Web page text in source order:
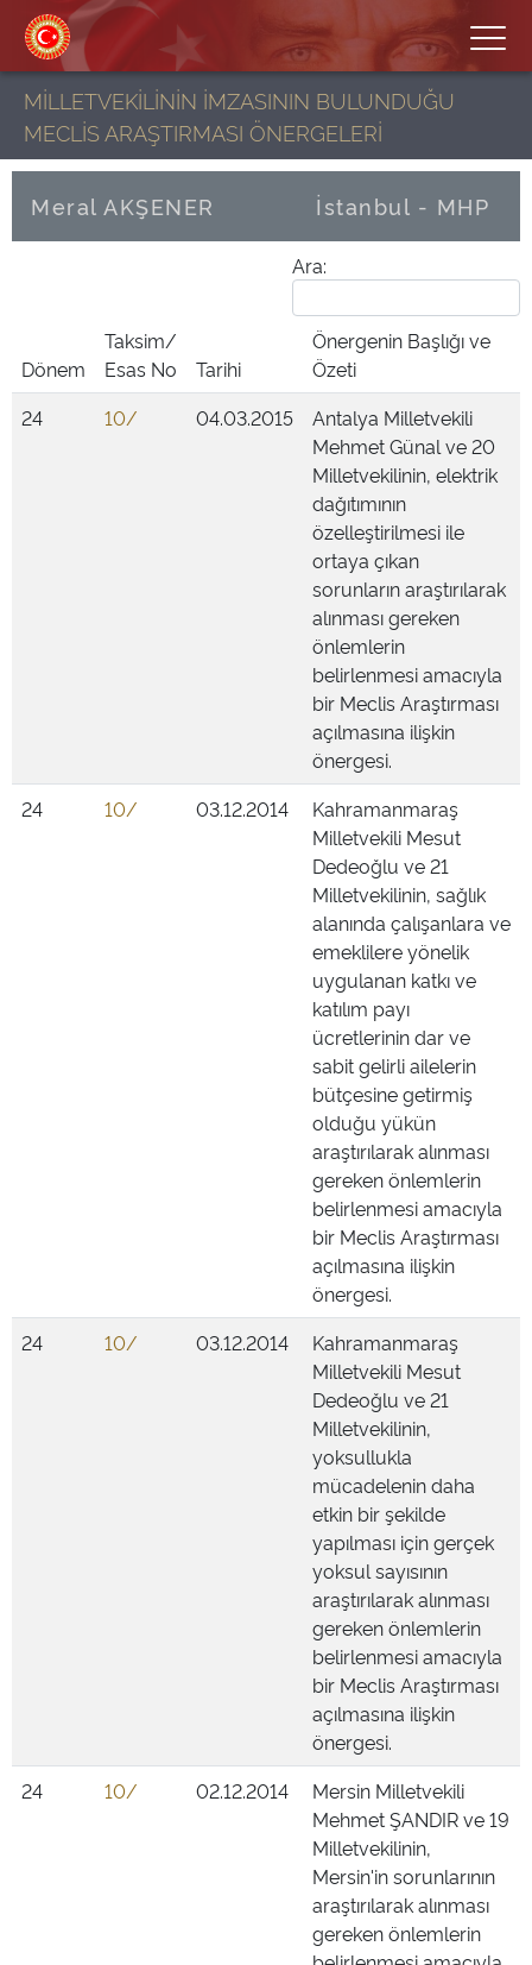
MİLLETVEKİLİNİN İMZASININ BULUNDUĞU
MECLİS ARAŞTIRMASI ÖNERGELERİ
Meral AKŞENER İstanbul - MHP
Ara:
Dönem
Taksim/
Esas No
Tarihi
Önergenin Başlığı ve
Özeti
24
10/ 04.03.2015
Antalya Milletvekili
Mehmet Günal ve 20
Milletvekilinin, elektrik
dağıtımının
özelleştirilmesi ile
ortaya çıkan
sorunların araştırılarak
alınması gereken
önlemlerin
belirlenmesi amacıyla
bir Meclis Araştırması
açılmasına ilişkin
önergesi.
24
10/ 03.12.2014
Kahramanmaraş
Milletvekili Mesut
Dedeoğlu ve 21
Milletvekilinin, sağlık
alanında çalışanlara ve
emeklilere yönelik
uygulanan katkı ve
katılım payı
ücretlerinin dar ve
sabit gelirli ailelerin
bütçesine getirmiş
olduğu yükün
araştırılarak alınması
gereken önlemlerin
belirlenmesi amacıyla
bir Meclis Araştırması
açılmasına ilişkin
önergesi.
24
10/ 03.12.2014
Kahramanmaraş
Milletvekili Mesut
Dedeoğlu ve 21
Milletvekilinin,
yoksullukla
mücadelenin daha
etkin bir şekilde
yapılması için gerçek
yoksul sayısının
araştırılarak alınması
gereken önlemlerin
belirlenmesi amacıyla
bir Meclis Araştırması
açılmasına ilişkin
önergesi.
24
10/ 02.12.2014
Mersin Milletvekili
Mehmet ŞANDIR ve 19
Milletvekilinin,
Mersin'in sorunlarının
araştırılarak alınması
gereken önlemlerin